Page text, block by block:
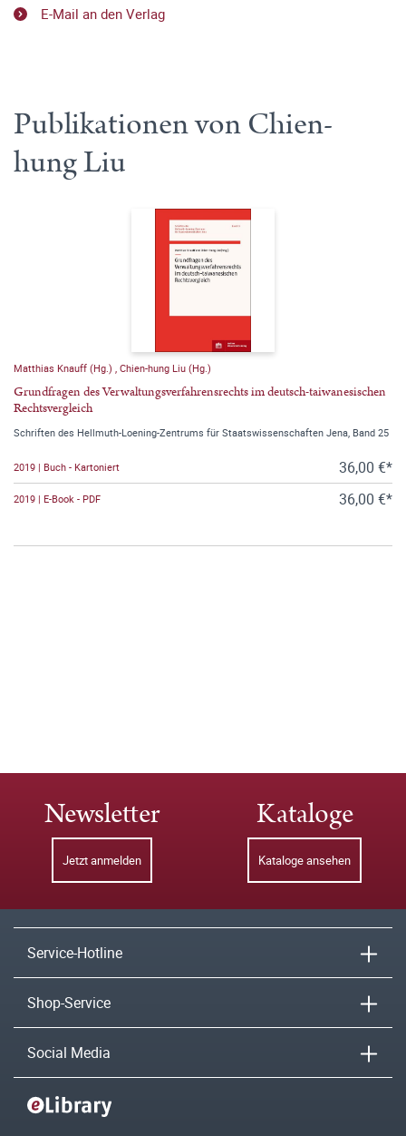
E-Mail an den Verlag
Publikationen von Chien-
hung Liu
Matthias Knauff (Hg.) Chien-hung Liu (Hg.)
Grundfragen des Verwaltungsverfahrensrechts im deutsch-taiwanesischen
Rechtsvergleich
Schriften des Hellmuth-Loening-Zentrums für Staatswissenschaften Jena, Band 25
2019 | Buch - Kartoniert 36,00 €*
2019 | E-Book - PDF 36,00 €*
Newsletter
Jetzt anmelden
Kataloge
Kataloge ansehen
Service-Hotline
Shop-Service
Social Media